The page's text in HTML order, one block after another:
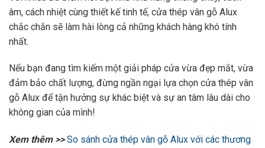
âm, cách nhiệt cùng thiết kế tinh tế, cửa thép vân gỗ Alux
chắc chắn sẽ làm hài lòng cả những khách hàng khó tính
nhất.
Nếu bạn đang tìm kiếm một giải pháp cửa vừa đẹp mắt, vừa
đảm bảo chất lượng, đừng ngần ngại lựa chọn cửa thép vân
gỗ Alux để tận hưởng sự khác biệt và sự an tâm lâu dài cho
không gian của mình!
Xem thêm >> So sánh cửa thép vân gỗ Alux với các thương